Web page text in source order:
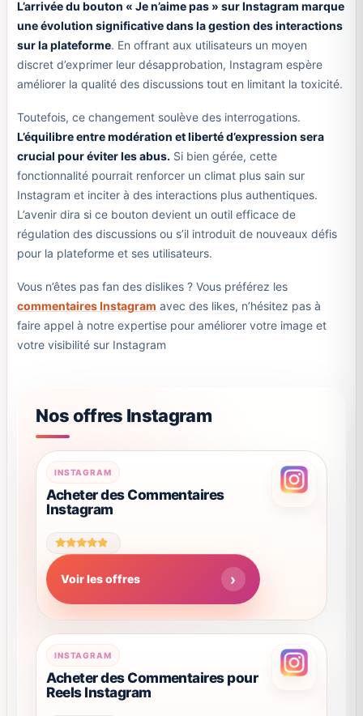
L’arrivée du bouton « Je n’aime pas » sur Instagram marque
une évolution significative dans la gestion des interactions
sur la plateforme. En offrant aux utilisateurs un moyen
discret d’exprimer leur désapprobation, Instagram espère
améliorer la qualité des discussions tout en limitant la toxicité.
Toutefois, ce changement soulève des interrogations.
L’équilibre entre modération et liberté d’expression sera
crucial pour éviter les abus. Si bien gérée, cette
fonctionnalité pourrait renforcer un climat plus sain sur
Instagram et inciter à des interactions plus authentiques.
L’avenir dira si ce bouton devient un outil efficace de
régulation des discussions ou s’il introduit de nouveaux défis
pour la plateforme et ses utilisateurs.
Vous n’êtes pas fan des dislikes ? Vous préférez les
commentaires Instagram avec des likes, n’hésitez pas à
faire appel à notre expertise pour améliorer votre image et
votre visibilité sur Instagram
Nos offres Instagram
INSTAGRAM
Acheter des Commentaires
Instagram
Note
sur 5
Voir les offres
Ce
produit
a
variations.
Les
options
peuvent
choisies
sur
la
page
INSTAGRAM
Acheter des Commentaires pour
Reels Instagram
Ce
produit
a